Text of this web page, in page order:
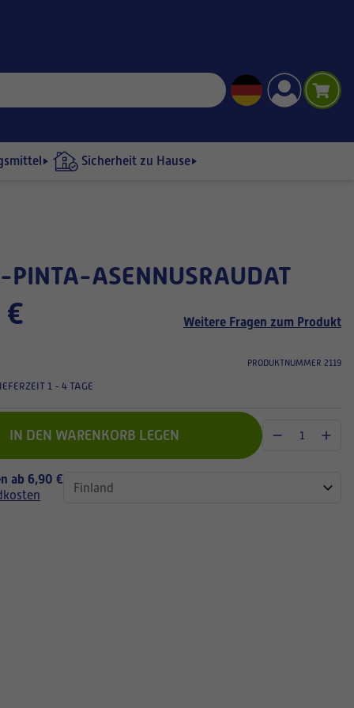
Sicherheit zu Hause
PINTA-ASENNUSRAUDAT
€ Weitere Fragen zum Produkt
PRODUKTNUMMER 2119
1 - 4 TAGE
IN DEN WARENKORB LEGEN
ab 6,90 €